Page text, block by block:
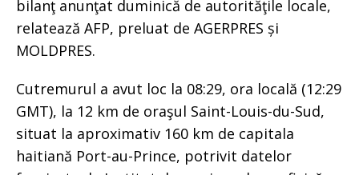
bilanţ anunţat duminică de autorităţile locale,
relatează AFP, preluat de AGERPRES și
MOLDPRES.
Cutremurul a avut loc la 08:29, ora locală (12:29
GMT), la 12 km de oraşul Saint-Louis-du-Sud,
situat la aproximativ 160 km de capitala
haitiană Port-au-Prince, potrivit datelor